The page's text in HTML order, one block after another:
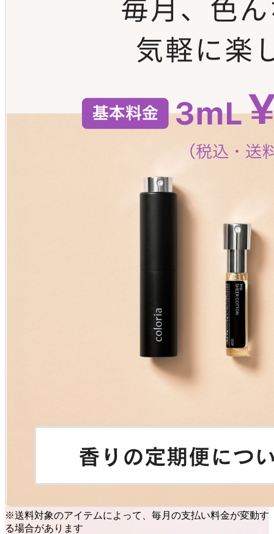
※送料対象のアイテムによって、毎月の支払い料金が変動す
る場合があります